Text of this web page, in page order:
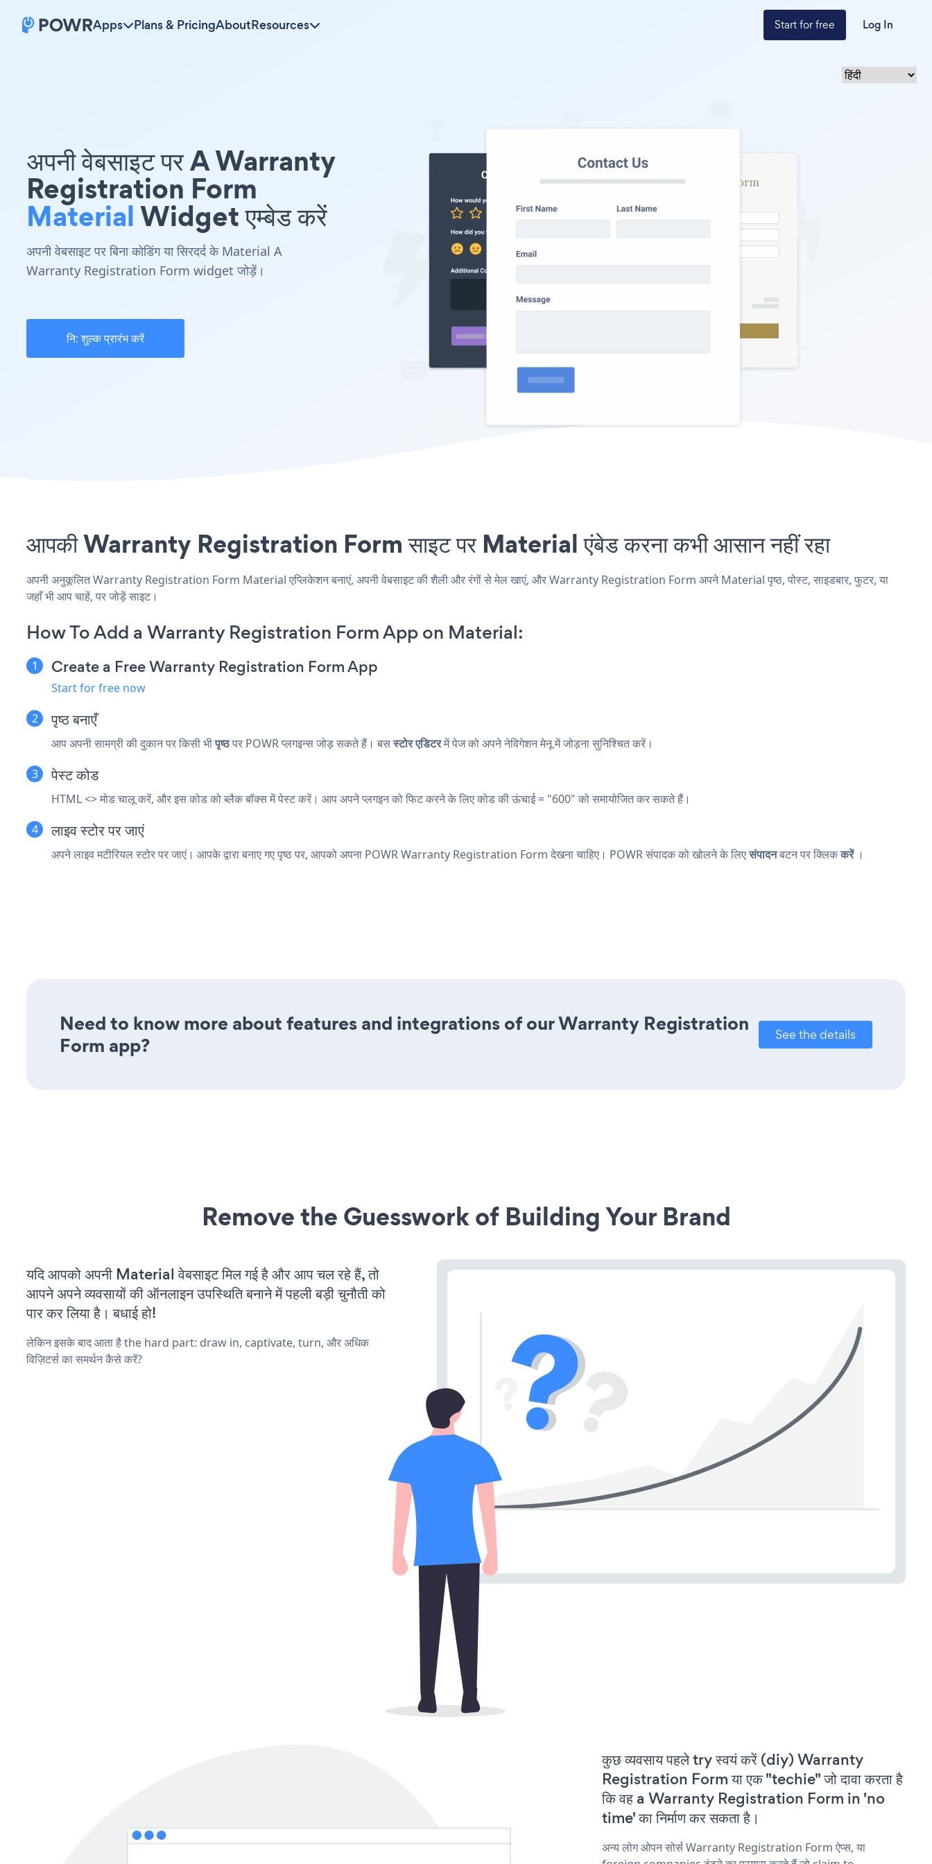
Apps Plans & PricingAboutResources Start for free Log In
अपनी वेबसाइट पर A Warranty
Registration Form
MaterialWidget एम्बेड करें
अपनी वेबसाइट पर बिना कोडिंग या सिरदर्द के Material A
Warranty Registration Form widget जोड़ें।
नि: शुल्क प्रारंभ करें
आपकी Warranty Registration Form साइट पर Material एंबेड करना कभी आसान नहीं रहा
अपनी अनुकूलित Warranty Registration Form Material एप्लिकेशन बनाएं, अपनी वेबसाइट की शैली और रंगों से मेल खाएं, और Warranty Registration Form अपने Material पृष्ठ, पोस्ट, साइडबार, फुटर, या
जहाँ भी आप चाहें, पर जोड़ें साइट।
How To Add a Warranty Registration Form App on Material:
Create a Free Warranty Registration Form App
Start for free now
पृष्ठ बनाएँ
आप अपनी सामग्री की दुकान पर किसी भीपृष्ठपर POWR प्लगइन्स जोड़ सकते हैं। बसस्टोर एडिटरमें पेज को अपने नेविगेशन मेनू में जोड़ना सुनिश्चित करें।
पेस्ट कोड
HTML <> मोड चालू करें, और इस कोड को ब्लैक बॉक्स में पेस्ट करें। आप अपने प्लगइन को फिट करने के लिए कोड की ऊंचाई = "600" को समायोजित कर सकते हैं।
लाइव स्टोर पर जाएं
अपने लाइव मटीरियल स्टोर पर जाएं। आपके द्वारा बनाए गए पृष्ठ पर, आपको अपना POWR Warranty Registration Form देखना चाहिए। POWR संपादक को खोलने के लिएसंपादनबटन पर क्लिककरें।
Need to know more about features and integrations of our Warranty Registration
Form app?
See the details
Remove the Guesswork of Building Your Brand
यदि आपको अपनी Material वेबसाइट मिल गई है और आप चल रहे हैं, तो
आपने अपने व्यवसायों की ऑनलाइन उपस्थिति बनाने में पहली बड़ी चुनौती को
पार कर लिया है। बधाई हो!
लेकिन इसके बाद आता है the hard part: draw in, captivate, turn, और अधिक
विज़िटर्स का समर्थन कैसे करें?
कुछ व्यवसाय पहले try स्वयं करें (diy) Warranty
Registration Form या एक "techie" जो दावा करता है
कि वह a Warranty Registration Form in 'no
time' का निर्माण कर सकता है।
अन्य लोग ओपन सोर्स Warranty Registration Form ऐप्स, या